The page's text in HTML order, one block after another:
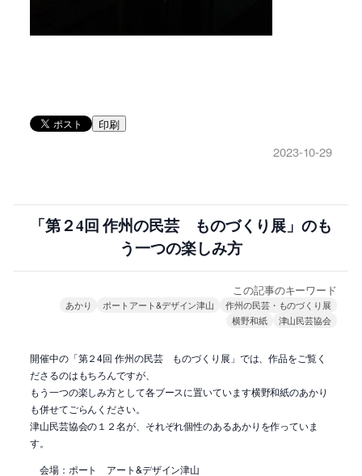
印刷
2023-10-29
「第２4回 作州の民芸 ものづくり展」のも
う一つの楽しみ方
この記事のキーワード
あかり ポートアート&デザイン津山
作州の民芸・ものづくり展
横野和紙
津山民芸協会
開催中の「第２4回 作州の民芸 ものづくり展」では、作品をご覧く
ださるのはもちろんですが、
もう一つの楽しみ方として各ブースに置いています横野和紙のあかり
も併せてごらんください。
津山民芸協会の１２名が、それぞれ個性のあるあかりを作っていま
す。
会場：ポート アート&デザイン津山